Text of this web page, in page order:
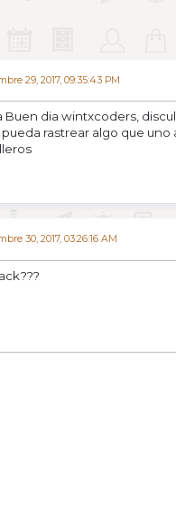
29, 2017, 09:35:43 PM
Buen dia wintxcoders,
rastrear algo que
30, 2017, 03:26:16 AM